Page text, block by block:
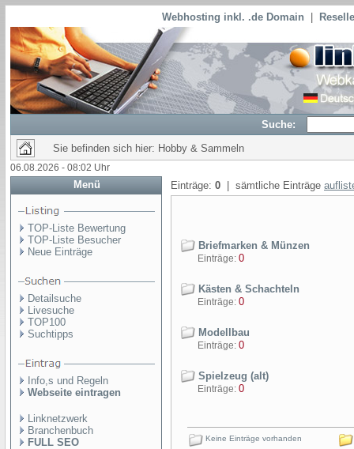
Webhosting inkl. .de Domain
Suche:
Sie befinden sich hier: Hobby & Sammeln
06.08.2026 - 08:02 Uhr
Menü
TOP-Liste Bewertung
TOP-Liste Besucher
Neue Einträge
Detailsuche
Livesuche
TOP100
Suchtipps
Info,s und Regeln
Webseite eintragen
Linknetzwerk
Branchenbuch
FULL SEO
Einträge: 0 | sämtliche Einträge
Briefmarken & Münzen
Einträge: 0
Kästen & Schachteln
Einträge: 0
Modellbau
Einträge: 0
Spielzeug (alt)
Einträge: 0
Keine Einträge vorhanden